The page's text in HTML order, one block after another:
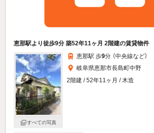
恵那駅より徒歩9分 築52年11ヶ月 2階建の賃貸物件
すべての写真
恵那駅 歩9分 （中央線など）
岐阜県恵那市長島町中野
2階建 / 52年11ヶ月 / 木造